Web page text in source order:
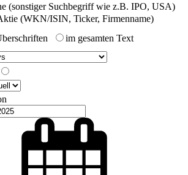
(sonstiger Suchbegriff wie z.B. IPO, USA)
(WKN/ISIN, Ticker, Firmenname)
im gesamten Text